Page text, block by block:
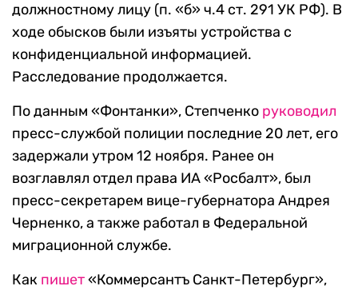
должностному лицу (п. «б» ч.4 ст. 291 УК РФ). В
ходе обысков были изъяты устройства с
конфиденциальной информацией.
Расследование продолжается.
По данным «Фонтанки», Степченко руководил
пресс-службой полиции последние 20 лет, его
задержали утром 12 ноября. Ранее он
возглавлял отдел права ИА «Росбалт», был
пресс-секретарем вице-губернатора Андрея
Черненко, а также работал в Федеральной
миграционной службе.
Как пишет«Коммерсантъ Санкт-Петербург»,